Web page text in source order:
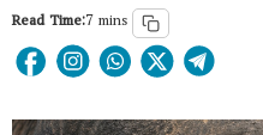
Read Time:7 mins